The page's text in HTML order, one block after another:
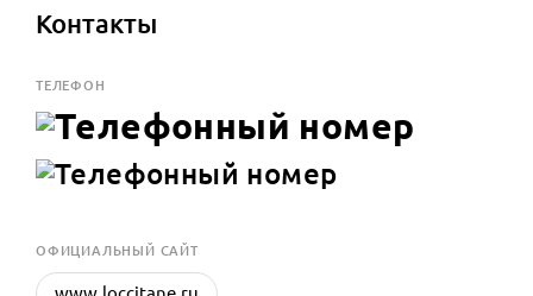
Контакты
ТЕЛЕФОН
OФИЦИАЛЬНЫЙ САЙТ